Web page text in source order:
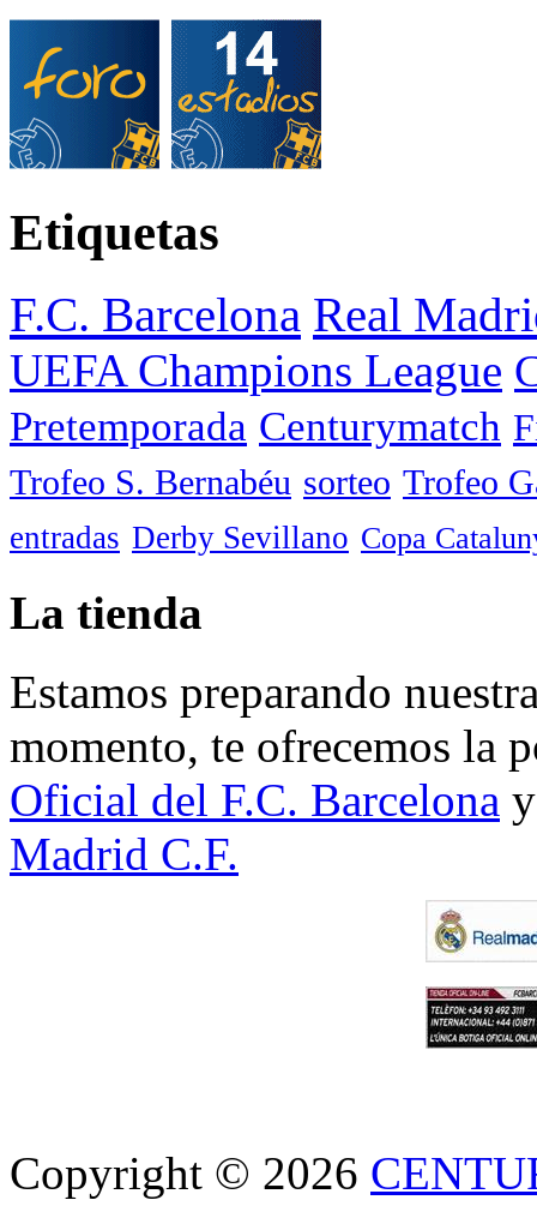
Etiquetas
F.C. Barcelona Real
UEFA Champions League
Pretemporada Centurymatch
Trofeo S. Bernabéu sorteo Trofeo
entradas Derby Sevillano Copa
La tienda
Estamos preparando
momento, te ofrecemos la
Oficial del F.C. Barcelona
Madrid C.F.
Copyright © 2026